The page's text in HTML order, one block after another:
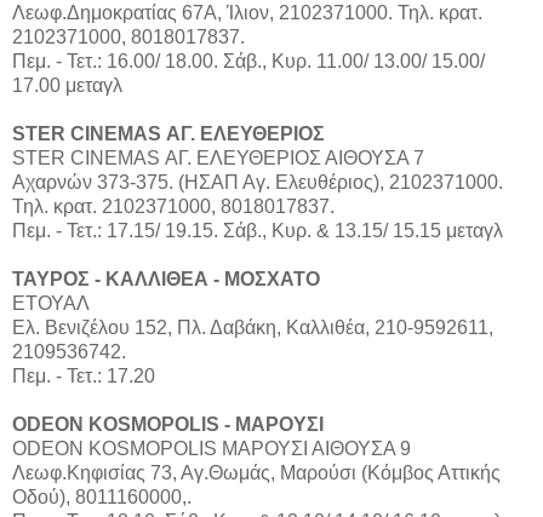
Λεωφ.Δημοκρατίας 67Α, Ίλιον, 2102371000. Τηλ. κρατ.
2102371000, 8018017837.
Πεμ. - Τετ.: 16.00/ 18.00. Σάβ., Κυρ. 11.00/ 13.00/ 15.00/
17.00 μεταγλ
STER CINEMAS ΑΓ. ΕΛΕΥΘΕΡΙΟΣ
STER CINEMAS ΑΓ. ΕΛΕΥΘΕΡΙΟΣ ΑΙΘΟΥΣΑ 7
Αχαρνών 373-375. (ΗΣΑΠ Αγ. Ελευθέριος), 2102371000.
Τηλ. κρατ. 2102371000, 8018017837.
Πεμ. - Τετ.: 17.15/ 19.15. Σάβ., Κυρ. & 13.15/ 15.15 μεταγλ
ΤΑΥΡΟΣ - ΚΑΛΛΙΘΕΑ - ΜΟΣΧΑΤΟ
ΕΤΟΥΑΛ
Ελ. Βενιζέλου 152, Πλ. Δαβάκη, Καλλιθέα, 210-9592611,
2109536742.
Πεμ. - Τετ.: 17.20
ODEON KOSMOPOLIS - ΜΑΡΟΥΣΙ
ODEON KOSMOPOLIS ΜΑΡΟΥΣΙ ΑΙΘΟΥΣΑ 9
Λεωφ.Κηφισίας 73, Αγ.Θωμάς, Μαρούσι (Κόμβος Αττικής
Οδού), 8011160000,.